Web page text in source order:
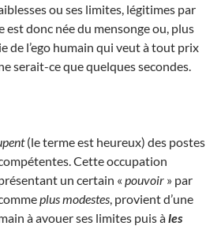
ou ses limites, légitimes par
est donc née du mensonge ou, plus
de l’ego humain qui veut à tout prix
serait-ce que quelques secondes.
(le terme est heureux) des postes
Cette occupation
un certain « pouvoir » par
plus modestes, provient d’une
à avouer ses limites puis àles